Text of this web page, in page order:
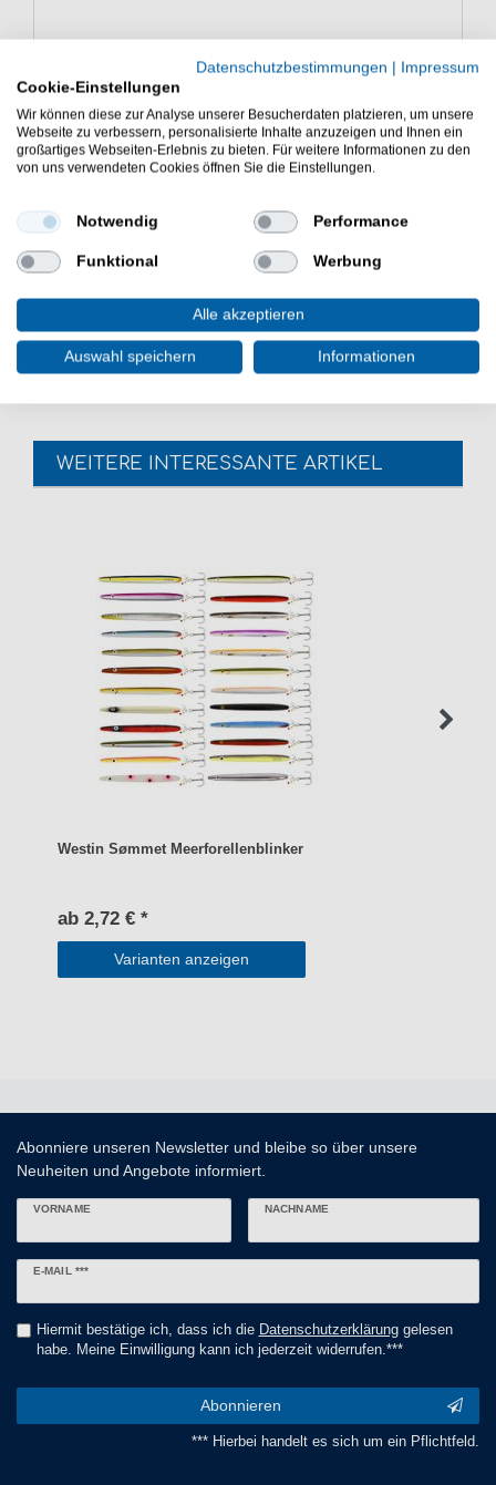
Eigenschaften der Abu Garcia Sölv
Rull
Blinker zum Angeln auf Meerforelle
Bleifreies Design und plastikfreie Verpackung
sehr gute Wurfeigenschaften
Fängige Farben
Lieferumfang: 1 Blinker in einer gewählten
Variante
Günstig Sölv Rull online kaufen und sparen. Abu Garcia
Meerforellenköder zum Spinnangeln. - HIER
Meerforellenblinker bestellen.
WEITERE INTERESSANTE ARTIKEL
Westin Sømmet Meerforellenblinker
ab 2,72 € *
Varianten anzeigen
Abonniere unseren Newsletter und bleibe so über unsere
Neuheiten und Angebote informiert.
VORNAME NACHNAME
E-MAIL ***
Newsletter
Hiermit bestätige ich, dass ich die Daten­schutz­erklärunggelesen
habe. Meine Einwilligung kann ich jederzeit widerrufen.***
Abonnieren
*** Hierbei handelt es sich um ein Pflichtfeld.
Datenschutzbestimmungen | Impressum
Cookie-Einstellungen
Wir können diese zur Analyse unserer Besucherdaten platzieren, um unsere
Webseite zu verbessern, personalisierte Inhalte anzuzeigen und Ihnen ein
großartiges Webseiten-Erlebnis zu bieten. Für weitere Informationen zu den
von uns verwendeten Cookies öffnen Sie die Einstellungen.
Notwendig Performance
Funktional Werbung
Alle akzeptieren
Auswahl speichern Informationen